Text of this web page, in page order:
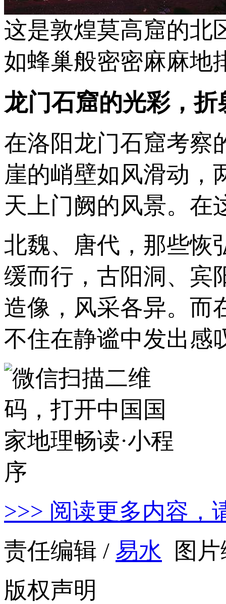
这是敦煌莫高窟的北
如蜂巢般密密麻麻地
龙门石窟的光彩，
在洛阳龙门石窟考察
崖的峭壁如风滑动，
天上门阙的风景。在
北魏、唐代，那些恢
缓而行，古阳洞、宾
造像，风采各异。而
不住在静谧中发出感
>>> 阅读更多内容，
责任编辑 / 易水 图
版权声明